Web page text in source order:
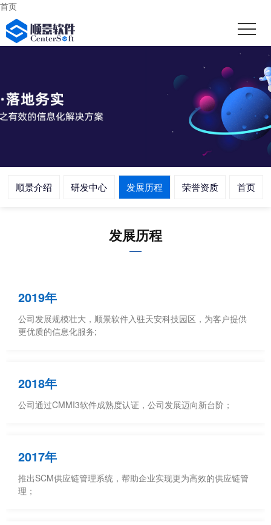
首页
顺景介绍 研发中心 发展历程 荣誉资质 首页
发展历程
2019年
公司发展规模壮大，顺景软件入驻天安科技园区，为客户提供
更优质的信息化服务;
2018年
公司通过CMMI3软件成熟度认证，公司发展迈向新台阶；
2017年
推出SCM供应链管理系统，帮助企业实现更为高效的供应链管
理；